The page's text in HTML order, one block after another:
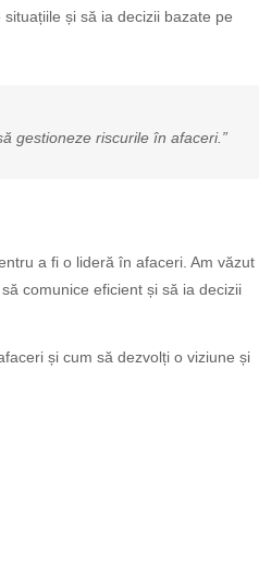
și să ia decizii bazate pe
gestioneze riscurile în afaceri.”
a fi o lideră în afaceri. Am văzut
comunice eficient și să ia decizii
și cum să dezvolți o viziune și